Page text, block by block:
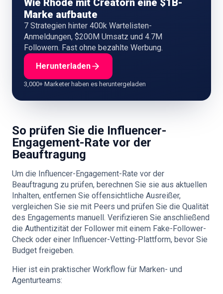
Wie Rhode mit Creatorn eine $1B-
Marke aufbaute
7 Strategien hinter 400k Wartelisten-
Anmeldungen, $200M Umsatz und 4.7M
Followern. Fast ohne bezahlte Werbung.
Herunterladen
3,000+ Marketer haben es heruntergeladen
So prüfen Sie die Influencer-
Engagement-Rate vor der
Beauftragung
Um die Influencer-Engagement-Rate vor der
Beauftragung zu prüfen, berechnen Sie sie aus aktuellen
Inhalten, entfernen Sie offensichtliche Ausreißer,
vergleichen Sie sie mit Peers und prüfen Sie die Qualität
des Engagements manuell. Verifizieren Sie anschließend
die Authentizität der Follower mit einem Fake-Follower-
Check oder einer Influencer-Vetting-Plattform, bevor Sie
Budget freigeben.
Hier ist ein praktischer Workflow für Marken- und
Agenturteams: